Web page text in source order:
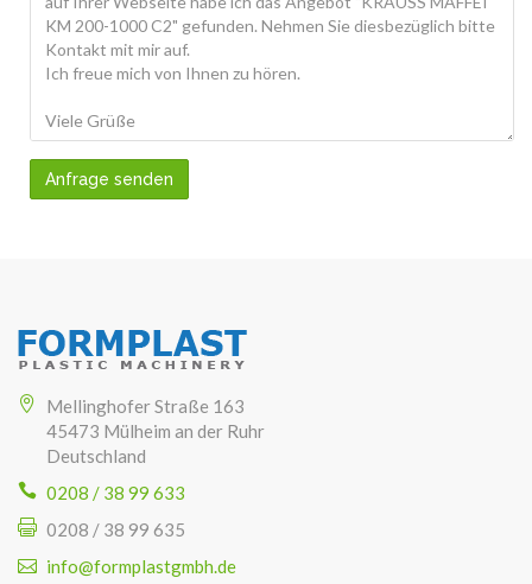
Anfrage senden
Mellinghofer Straße 163
45473 Mülheim an der Ruhr
Deutschland
0208 / 38 99 633
0208 / 38 99 635
info@formplastgmbh.de